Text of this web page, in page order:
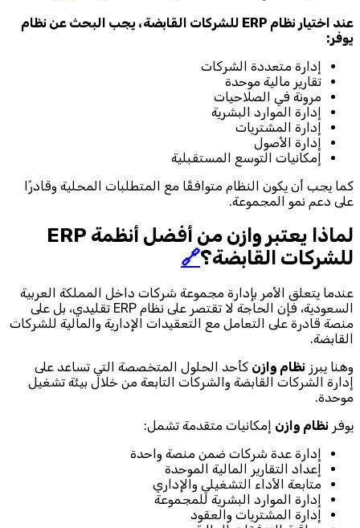
عند اختيار نظام ERP للشركات القابضة، يجب البحث عن نظام
يوفر:
إدارة متعددة الشركات
تقارير مالية موحدة
مرونة في الصلاحيات
إدارة الموارد البشرية
إدارة المشتريات
إدارة الأصول
إمكانيات التوسع المستقبلية
كما يجب أن يكون النظام متوافقًا مع المتطلبات المحلية وقادرًا
على دعم نمو المجموعة.
لماذا يعتبر وازن من أفضل أنظمة ERP
للشركات القابضة؟🔗
عندما يتعلق الأمر بإدارة مجموعة شركات داخل المملكة العربية
السعودية، فإن الحاجة لا تقتصر على نظام ERP تقليدي، بل على
منصة قادرة على التعامل مع التعقيدات الإدارية والمالية للشركات
القابضة.
وهنا يبرز نظام وازن كأحد الحلول المتخصصة التي تساعد على
إدارة الشركات القابضة والشركات التابعة من خلال بيئة تشغيل
موحدة.
يوفر نظام وازن إمكانيات متقدمة تشمل:
إدارة عدة شركات ضمن منصة واحدة
إعداد التقارير المالية الموحدة
متابعة الأداء التشغيلي والإداري
إدارة الموارد البشرية للمجموعة
إدارة المشتريات والعقود